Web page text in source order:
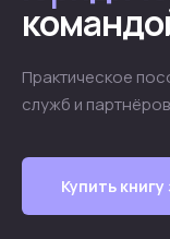
Практическое
служб и
Купить